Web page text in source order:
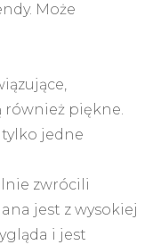
Może
również piękne.
tylko jedne
zwrócili
jest z wysokiej
i jest